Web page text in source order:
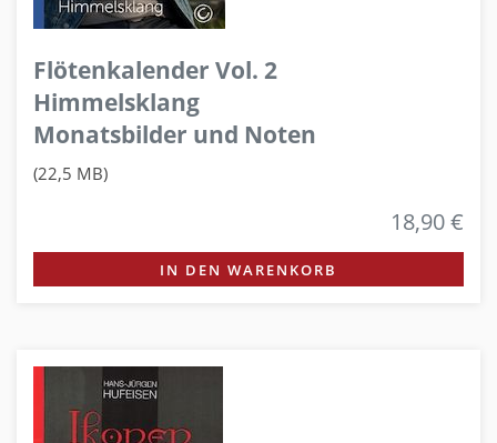
Flötenkalender Vol. 2
Himmelsklang
Monatsbilder und Noten
(22,5 MB)
18,90 €
IN DEN WARENKORB